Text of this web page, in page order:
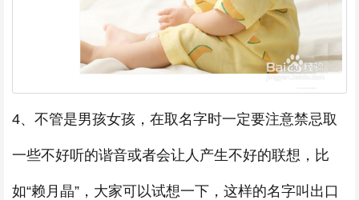
4、不管是男孩女孩，在取名字时一定要注意禁忌取
一些不好听的谐音或者会让人产生不好的联想，比
如“赖月晶”，大家可以试想一下，这样的名字叫出口